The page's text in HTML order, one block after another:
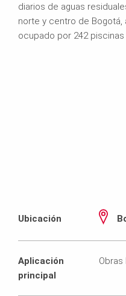
diarios de aguas
norte y centro de Bogotá,
ocupado por 242
Ubicación
Aplicación
principal
Obras